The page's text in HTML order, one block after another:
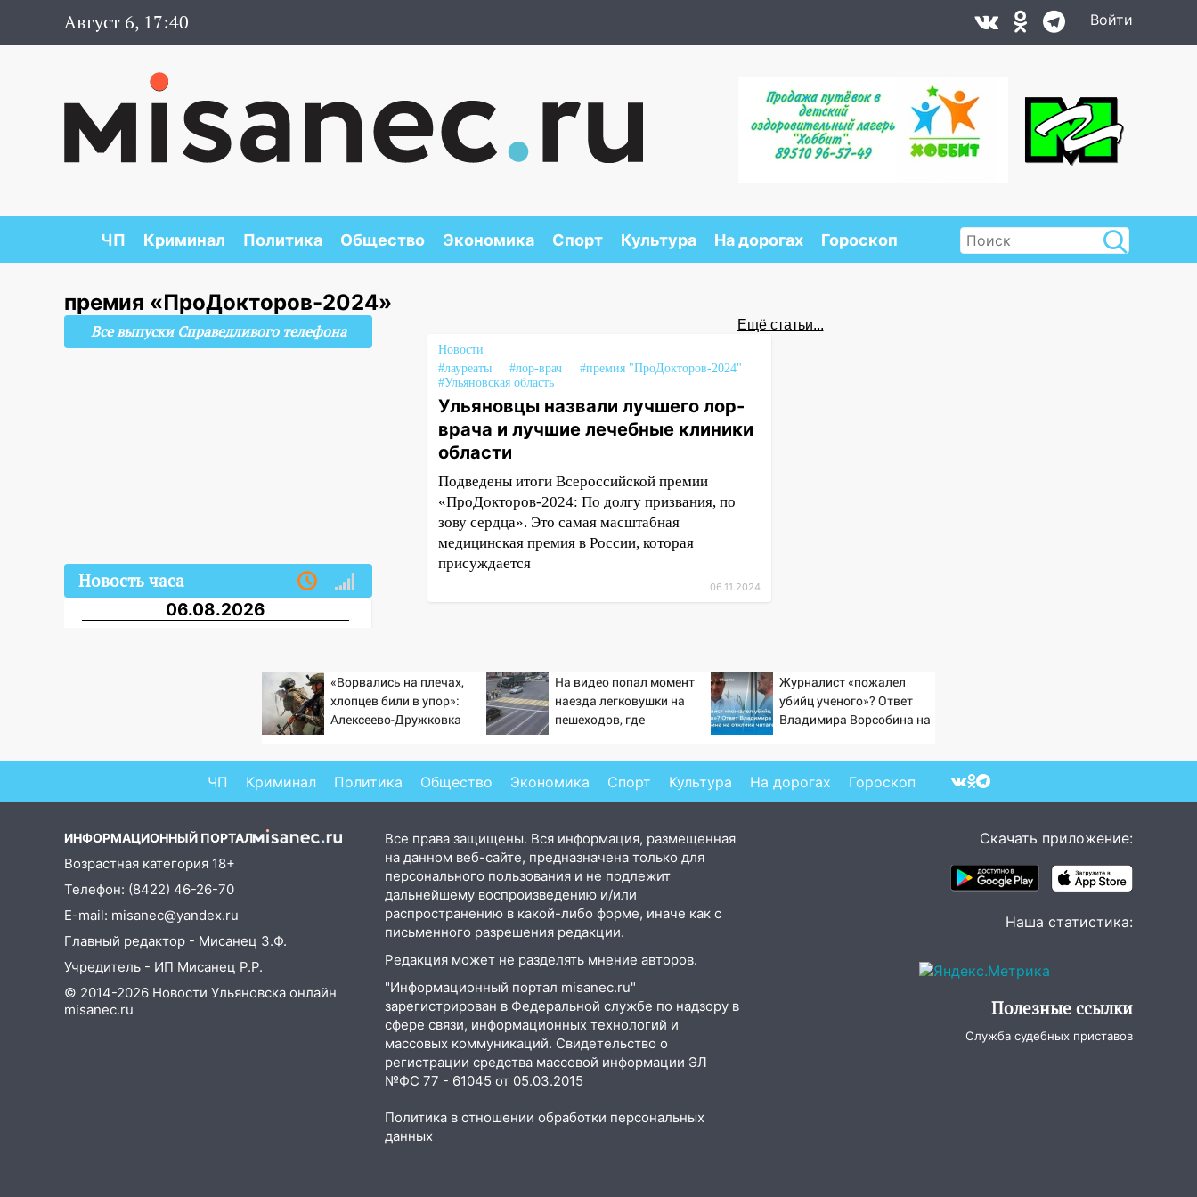
Август 6, 17:40 Войти
ЧП Криминал Политика Общество Экономика Спорт Культура На дорогах Гороскоп
премия «ПроДокторов-2024»
Ещё статьи...
Новости
#лауреаты
#лор-врач
#премия "ПроДокторов-2024"
#Ульяновская область
Ульяновцы назвали лучшего лор-
врача и лучшие лечебные клиники
области
Подведены итоги Всероссийской премии
«ПроДокторов-2024: По долгу призвания, по
зову сердца». Это самая масштабная
медицинская премия в России, которая
присуждается
06.11.2024
Все выпуски Справедливого телефона
Новость часа
06.08.2026
воздушного флота России
В Ульяновской области
руководителя частной
прошлого своего сотрудник
18:02 В Ульяновск едут звезды
суд оставил в силе приговор
руководству
«УльяновскФармации» за
махинации на 3,2 млн рублей
16:09 Ветераны легкой
атлетики из Ульяновска
успешно выступили на
«Ворвались на плечах,
хлопцев били в упор»:
Алексеево-Дружковка
На видео попал момент
наезда легковушки на
пешеходов, где
06/08/2026 – Новости
Журналист «пожалел
убийц ученого»? Ответ
Владимира Ворсобина на
ЧП Криминал Политика Общество Экономика Спорт Культура На дорогах Гороскоп
ИНФОРМАЦИОННЫЙ ПОРТАЛ
Возрастная категория 18+
Телефон: (8422) 46-26-70
E-mail: misanec@yandex.ru
Главный редактор - Мисанец З.Ф.
Учредитель - ИП Мисанец Р.Р.
© 2014-2026 Новости Ульяновска онлайн
misanec.ru
Все права защищены. Вся информация, размещенная
на данном веб-сайте, предназначена только для
персонального пользования и не подлежит
дальнейшему воспроизведению и/или
распространению в какой-либо форме, иначе как с
письменного разрешения редакции.
Редакция может не разделять мнение авторов.
"Информационный портал misanec.ru"
зарегистрирован в Федеральной службе по надзору в
сфере связи, информационных технологий и
массовых коммуникаций. Свидетельство о
регистрации средства массовой информации ЭЛ
№ФС 77 - 61045 от 05.03.2015
Политика в отношении обработки персональных
данных
Скачать приложение:
Наша статистика:
Полезные ссылки
Служба судебных приставов